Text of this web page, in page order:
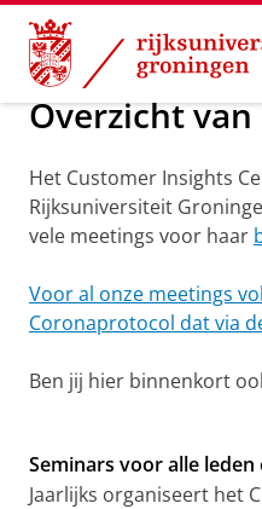
Skip
Content
Skip
Navigation
Over ons
Overzicht
Het Customer Insights
Rijksuniversiteit
vele meetings voor haar
Voor al onze meetings
Coronaprotocol dat via
Ben jij hier binnenkort
Seminar van het Customer
Seminars voor alle
Jaarlijks organiseert het